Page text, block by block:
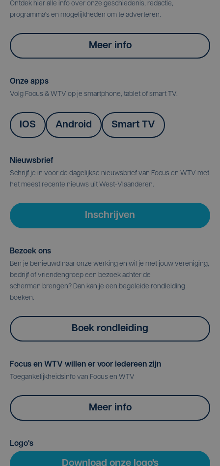
Ontdek hier alle info over onze geschiedenis, redactie,
programma's en mogelijkheden om te adverteren.
Meer info
Onze apps
Volg Focus & WTV op je smartphone, tablet of smart TV.
IOS Android Smart TV
Nieuwsbrief
Schrijf je in voor de dagelijkse nieuwsbrief van Focus en WTV met
het meest recente nieuws uit West-Vlaanderen.
Inschrijven
Bezoek ons
Ben je benieuwd naar onze werking en wil je met jouw vereniging,
bedrijf of vriendengroep een bezoek achter de
schermen brengen? Dan kan je een begeleide rondleiding
boeken.
Boek rondleiding
Focus en WTV willen er voor iedereen zijn
Toegankelijkheidsinfo van Focus en WTV
Meer info
Logo's
Download onze logo's